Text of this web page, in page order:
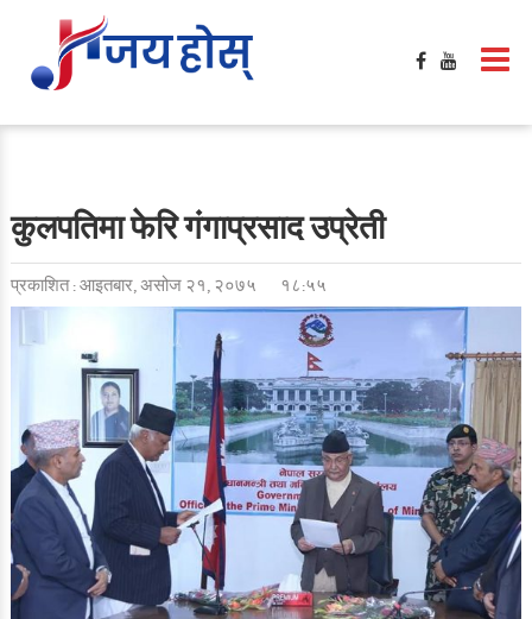
कुलपतिमा फेरि गंगाप्रसाद उप्रेती
प्रकाशित : आइतबार, असोज २१, २०७५ १८:५५